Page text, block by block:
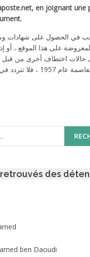
en joignant une
في الحصول على شهادات
على هذا الموقع ، أو
حالات اختطاف أخرى من
في الجزائر العاصمة عام
des
ben Daoudi